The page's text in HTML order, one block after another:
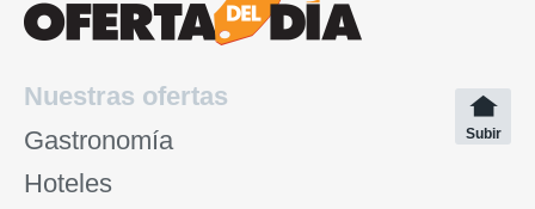
Nuestras ofertas
Gastronomía
Hoteles
Subir